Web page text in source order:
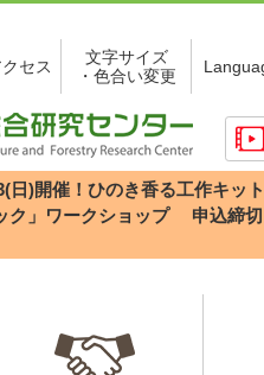
セス
文字サイズ
・色合い変更
日)開催！ひのき香る工作キッ
ク」ワークショップ
申込締